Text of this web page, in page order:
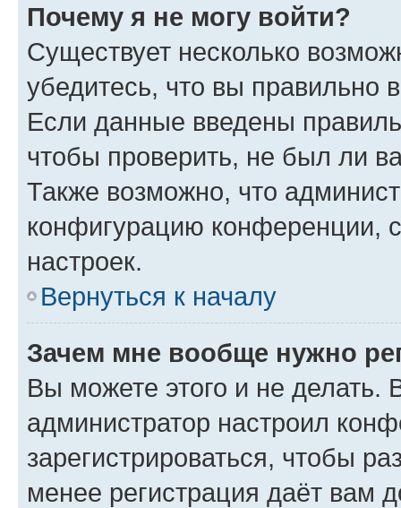
Почему я не могу войти?
Существует несколько
убедитесь, что вы правильно
Если данные введены
чтобы проверить, не был ли
Также возможно, что
конфигурацию конференции,
настроек.
Вернуться к началу
Зачем мне вообще нужно
Вы можете этого и не делать.
администратор настроил
зарегистрироваться, чтобы
менее регистрация даёт вам